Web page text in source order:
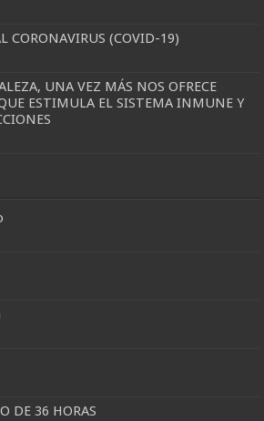
CORONAVIRUS (COVID-19)
UNA VEZ MÁS NOS OFRECE
ESTIMULA EL SISTEMA INMUNE Y
DE 36 HORAS